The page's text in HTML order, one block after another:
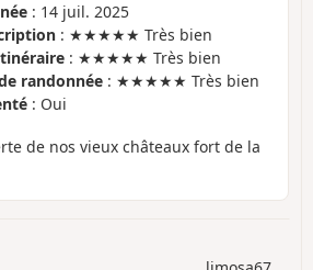
: 14 juil. 2025
: ★★★★★ Très bien
: ★★★★★ Très bien
randonnée : ★★★★★ Très bien
: Oui
de nos vieux châteaux fort de la